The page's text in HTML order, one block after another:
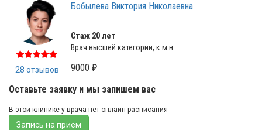
28 отзывов
Бобылева Виктория Николаевна
Стаж 20 лет
Врач высшей категории, к.м.н.
9000 ₽
Оставьте заявку и мы запишем вас
В этой клинике у врача нет онлайн-расписания
Запись на прием